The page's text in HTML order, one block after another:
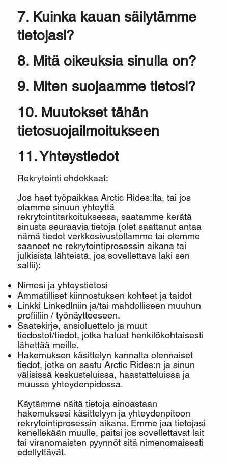
Rekrytointi ehdokkaat:
Jos haet työpaikkaa Arctic Rides:lta, tai jos
otamme sinuun yhteyttä
rekrytointitarkoituksessa, saatamme kerätä
sinusta seuraavia tietoja (olet saattanut antaa
nämä tiedot verkkosivustollamme tai olemme
saaneet ne rekrytointiprosessin aikana tai
julkisista lähteistä, jos sovellettava laki sen
sallii):
Nimesi ja yhteystietosi
Ammatilliset kiinnostuksen kohteet ja taidot
Linkki LinkedIniin ja/tai mahdolliseen muuhun
profiiliin / työnäytteeseen.
Saatekirje, ansioluettelo ja muut
tiedostot/tiedot, jotka haluat henkilökohtaisesti
lähettää meille.
Hakemuksen käsittelyn kannalta olennaiset
tiedot, jotka on saatu Arctic Rides:n ja sinun
välisissä keskusteluissa, haastatteluissa ja
muussa yhteydenpidossa.
Käytämme näitä tietoja ainoastaan
hakemuksesi käsittelyyn ja yhteydenpitoon
rekrytointiprosessin aikana. Emme jaa tietojasi
kenellekään muulle, paitsi jos sovellettavat lait
tai viranomaisten pyynnöt sitä nimenomaisesti
edellyttävät.
7. Kuinka kauan säilytämme
tietojasi?
8. Mitä oikeuksia sinulla on?
9. Miten suojaamme tietosi?
10. Muutokset tähän
tietosuojailmoitukseen
11. Yhteystiedot